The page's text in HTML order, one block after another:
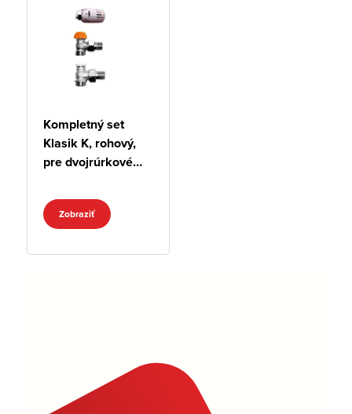
Kompletný set
Klasik K, rohový,
pre dvojrúrkové
Zobraziť